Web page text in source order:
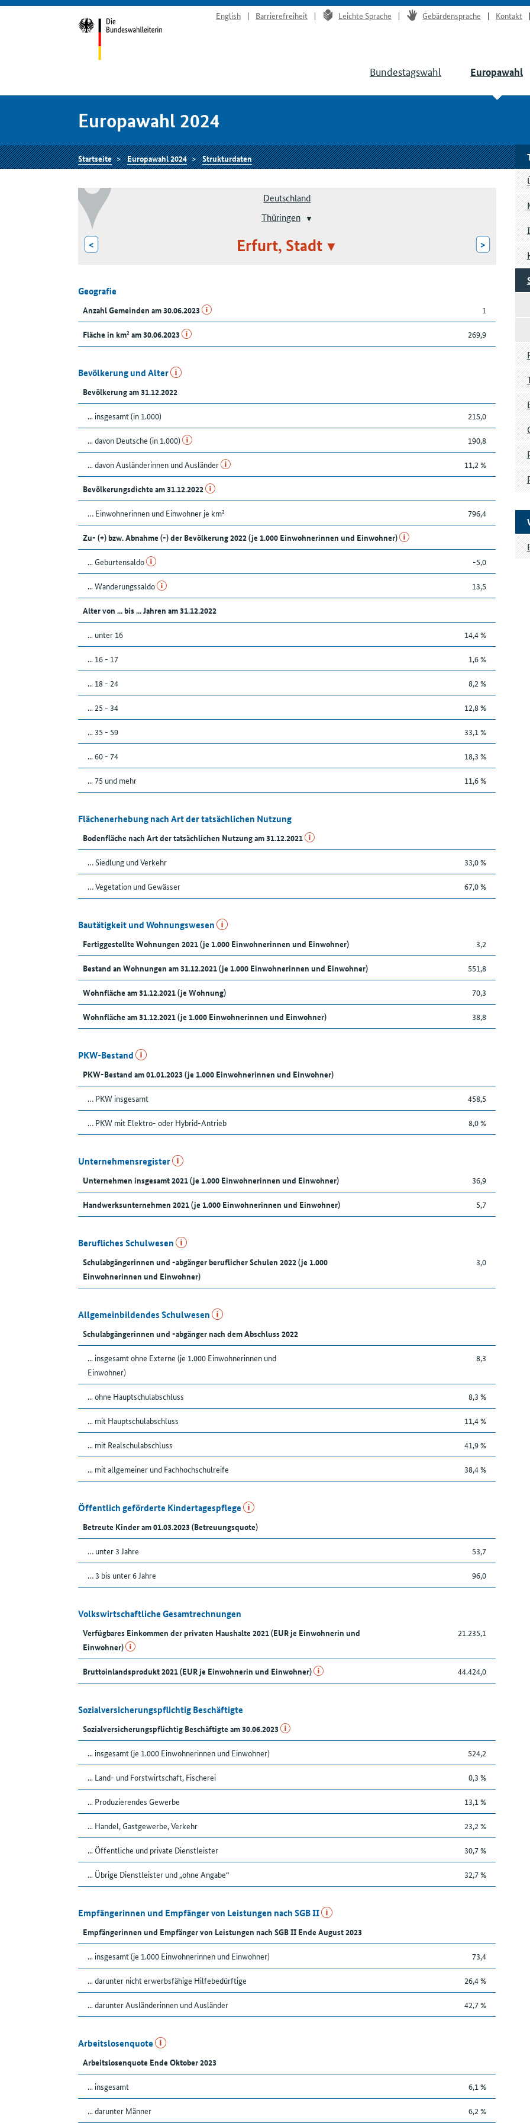
English Barrierefreiheit Leichte Sprache Gebärdensprache Kontakt
Bundestagswahl Europawahl
Europawahl 2024
Startseite Europawahl 2024 Strukturdaten
Deutschland
Thüringen
< Erfurt, Stadt >
Geografie
Anzahl Gemeinden am 30.06.2023 1
Fläche in km² am 30.06.2023 269,9
Bevölkerung und Alter
Bevölkerung am 31.12.2022
... insgesamt (in 1.000) 215,0
... davon Deutsche (in 1.000) 190,8
... davon Ausländerinnen und Ausländer 11,2 %
Bevölkerungsdichte am 31.12.2022
… Einwohnerinnen und Einwohner je km² 796,4
Zu- (+) bzw. Abnahme (-) der Bevölkerung 2022 (je 1.000 Einwohnerinnen und Einwohner)
... Geburtensaldo -5,0
... Wanderungssaldo 13,5
Alter von ... bis ... Jahren am 31.12.2022
... unter 16 14,4 %
... 16 - 17 1,6 %
... 18 - 24 8,2 %
... 25 - 34 12,8 %
... 35 - 59 33,1 %
... 60 - 74 18,3 %
... 75 und mehr 11,6 %
Flächenerhebung nach Art der tatsächlichen Nutzung
Bodenfläche nach Art der tatsächlichen Nutzung am 31.12.2021
… Siedlung und Verkehr 33,0 %
… Vegetation und Gewässer 67,0 %
Bautätigkeit und Wohnungswesen
Fertiggestellte Wohnungen 2021 (je 1.000 Einwohnerinnen und Einwohner) 3,2
Bestand an Wohnungen am 31.12.2021 (je 1.000 Einwohnerinnen und Einwohner) 551,8
Wohnfläche am 31.12.2021 (je Wohnung) 70,3
Wohnfläche am 31.12.2021 (je 1.000 Einwohnerinnen und Einwohner) 38,8
PKW-Bestand
PKW-Bestand am 01.01.2023 (je 1.000 Einwohnerinnen und Einwohner)
… PKW insgesamt 458,5
… PKW mit Elektro- oder Hybrid-Antrieb 8,0 %
Unternehmensregister
Unternehmen insgesamt 2021 (je 1.000 Einwohnerinnen und Einwohner) 36,9
Handwerksunternehmen 2021 (je 1.000 Einwohnerinnen und Einwohner) 5,7
Berufliches Schulwesen
Schulabgängerinnen und -abgänger beruflicher Schulen 2022 (je 1.000
Einwohnerinnen und Einwohner)
3,0
Allgemeinbildendes Schulwesen
Schulabgängerinnen und -abgänger nach dem Abschluss 2022
... insgesamt ohne Externe (je 1.000 Einwohnerinnen und
Einwohner)
8,3
... ohne Hauptschulabschluss 8,3 %
... mit Hauptschulabschluss 11,4 %
... mit Realschulabschluss 41,9 %
... mit allgemeiner und Fachhochschulreife 38,4 %
Öffentlich geförderte Kindertagespflege
Betreute Kinder am 01.03.2023 (Betreuungsquote)
… unter 3 Jahre 53,7
… 3 bis unter 6 Jahre 96,0
Volkswirtschaftliche Gesamtrechnungen
Verfügbares Einkommen der privaten Haushalte 2021 (EUR je Einwohnerin und
Einwohner)
21.235,1
Bruttoinlandsprodukt 2021 (EUR je Einwohnerin und Einwohner) 44.424,0
Sozialversicherungspflichtig Beschäftigte
Sozialversicherungspflichtig Beschäftigte am 30.06.2023
... insgesamt (je 1.000 Einwohnerinnen und Einwohner) 524,2
... Land- und Forstwirtschaft, Fischerei 0,3 %
... Produzierendes Gewerbe 13,1 %
... Handel, Gastgewerbe, Verkehr 23,2 %
... Öffentliche und private Dienstleister 30,7 %
... Übrige Dienstleister und „ohne Angabe“ 32,7 %
Empfängerinnen und Empfänger von Leistungen nach SGB II
Empfängerinnen und Empfänger von Leistungen nach SGB II Ende August 2023
... insgesamt (je 1.000 Einwohnerinnen und Einwohner) 73,4
... darunter nicht erwerbsfähige Hilfebedürftige 26,4 %
... darunter Ausländerinnen und Ausländer 42,7 %
Arbeitslosenquote
Arbeitslosenquote Ende Oktober 2023
... insgesamt 6,1 %
... darunter Männer 6,2 %